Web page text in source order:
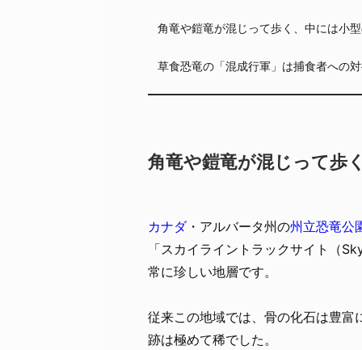
角竜や鎧竜が混じって歩く、中には小
草食恐竜の「混成行軍」は捕食者への
角竜や鎧竜が混じって歩
カナダ・アルバータ州の州立恐竜公
「スカイライントラックサイト（
常に珍しい地層です。
従来この地域では、骨の化石は豊
跡は極めて稀でした。